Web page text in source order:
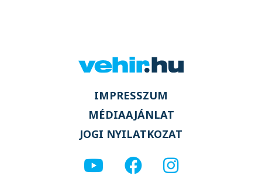
IMPRESSZUM
MÉDIAAJÁNLAT
JOGI NYILATKOZAT